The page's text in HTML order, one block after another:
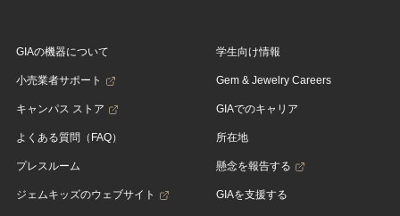
GIAの機器について
小売業者サポート
キャンパス ストア
よくある質問（FAQ）
プレスルーム
ジェムキッズのウェブサイト
学生向け情報
Gem & Jewelry Careers
GIAでのキャリア
所在地
懸念を報告する
GIAを支援する